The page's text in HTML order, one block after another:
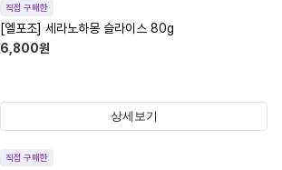
직접 구매한
[엘포조] 세라노하몽 슬라이스 80g
6,800원
상세보기
직접 구매한